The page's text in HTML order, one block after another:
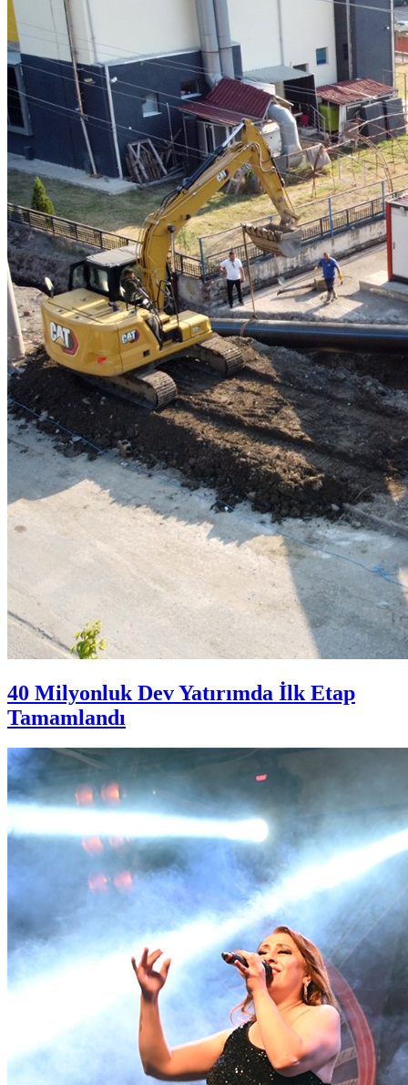
40 Milyonluk Dev Yatırımda İlk Etap
Tamamlandı